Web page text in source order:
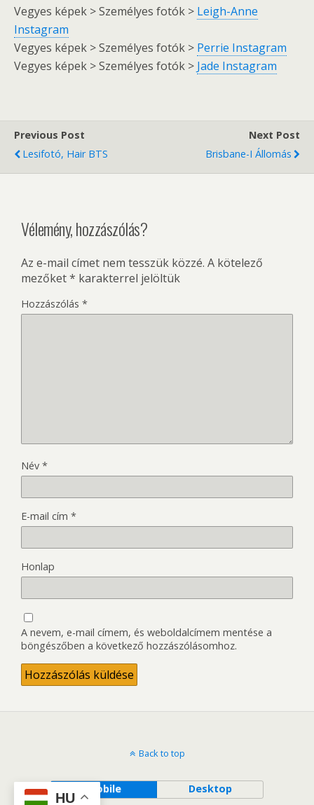
Vegyes képek > Személyes fotók > Leigh-Anne
Instagram
Vegyes képek > Személyes fotók > Perrie Instagram
Vegyes képek > Személyes fotók > Jade Instagram
Previous Post
Lesifotó, Hair BTS
Next Post
Brisbane-I Állomás
Vélemény, hozzászólás?
Az e-mail címet nem tesszük közzé. A kötelező
mezőket* karakterrel jelöltük
Hozzászólás *
Név *
E-mail cím *
Honlap
A nevem, e-mail címem, és weboldalcímem mentése a
böngészőben a következő hozzászólásomhoz.
Back to top
Mobile Desktop
HU